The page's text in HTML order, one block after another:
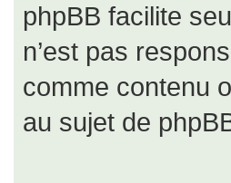
phpBB facilite
n’est pas
comme contenu
au sujet de